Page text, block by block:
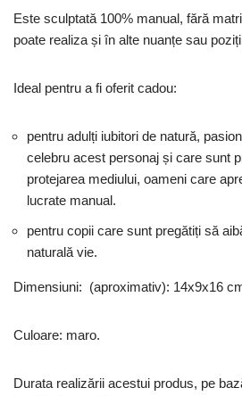
Este sculptată 100% manual, fără
poate realiza și în alte nuanțe sau
Ideal pentru a fi oferit cadou:
pentru adulți iubitori de natură,
celebru acest personaj și care sunt
protejarea mediului, oameni care
lucrate manual.
pentru copii care sunt pregătiți să
naturală vie.
Dimensiuni: (aproximativ): 14x9x16
Culoare: maro.
Durata realizării acestui produs, pe